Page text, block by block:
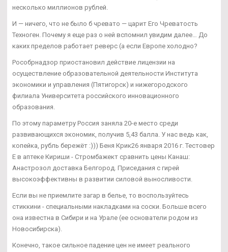
несколько миллионов рублей.
И — ничего, что не было б чревато — царит Его Чреватость
Техноген. Почему я еще раз о ней вспомнил увидим далее… До
каких пределов работает реверс (а если Европе холодно?
Рособрнадзор приостановил действие лицензии на
осуществление образовательной деятельности Института
экономики и управления (Пятигорск) и нижегородского
филиала Университета российского инновационного
образования.
По этому параметру Россия заняла 20-е место среди
развивающихся экономик, получив 5,43 балла. У нас ведь как,
копейка, рубль бережёт :))) Беня Крик26 января 2016 г. Тестовер
Е в аптеке Кириши - Стромбажект сравнить цены Канаш:
Анастрозол доставка Белгород. Приседания с гирей
высокоэффективны в развитии силовой выносливости.
Если вы не приемлите загар в белье, то воспользуйтесь
стиккини - специальными накладками на соски. Больше всего
она известна в Сибири и на Урале (ее основатели родом из
Новосибирска).
Конечно, такое сильное падение цен не имеет реального